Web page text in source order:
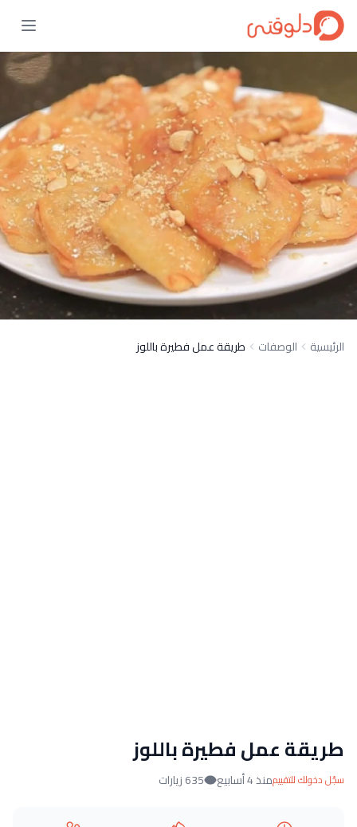
الرئيسية الوصفات طريقة عمل فطيرة باللوز
طريقة عمل فطيرة باللوز
سجّل دخولك للتقييممنذ 4 أسابيع 635 زيارات